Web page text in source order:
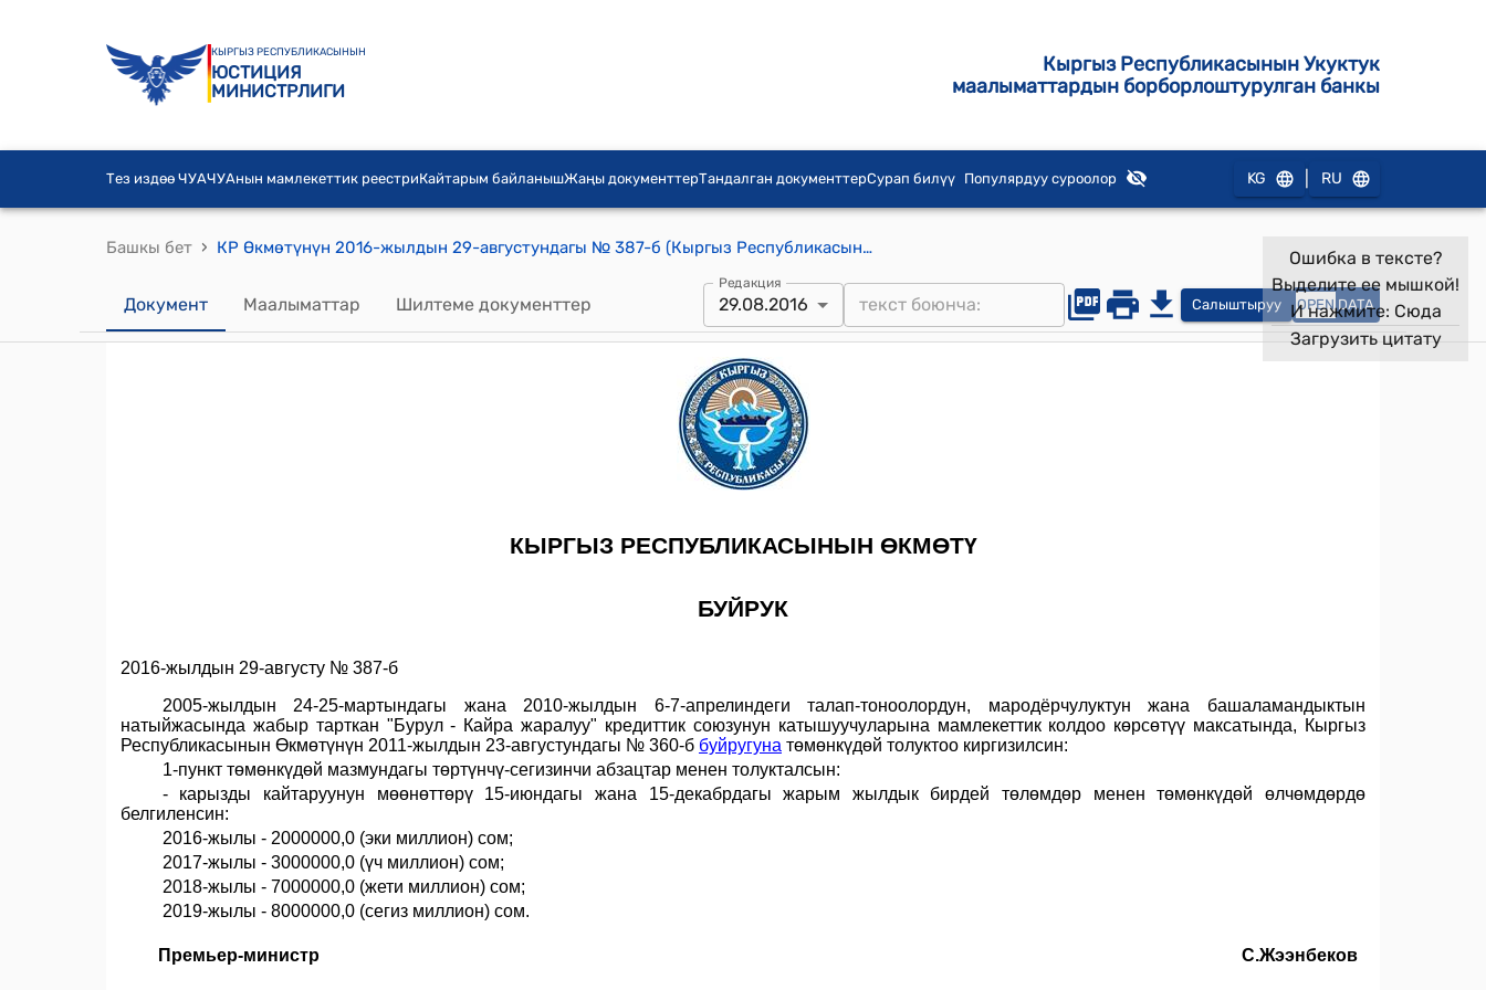
КЫРГЫЗ РЕСПУБЛИКАСЫНЫН
ЮСТИЦИЯ
МИНИСТРЛИГИ
Кыргыз Республикасынын Укуктук
маалыматтардын борборлоштурулган банкы
Тез издөө ЧУАЧУАнын мамлекеттик реестриКайтарым байланышЖаңы документтерТандалган документтерСурап билүү Популярдуу суроолор KG RU
Башкы бет › КР Өкмөтүнүн 2016-жылдын 29-августундагы № 387-б (Кыргыз Республикасынын Өкмөтүнүн 2011-жылдын 23-августундагы № 360-б буйругуна толуктоо киргизүү тууралуу) буйругу
Документ Маалыматтар Шилтеме документтер
Редакция
29.08.2016 Салыштыруу OPEN DATA
Ошибка в тексте?
Выделите ее мышкой!
И нажмите: Сюда
Загрузить цитату